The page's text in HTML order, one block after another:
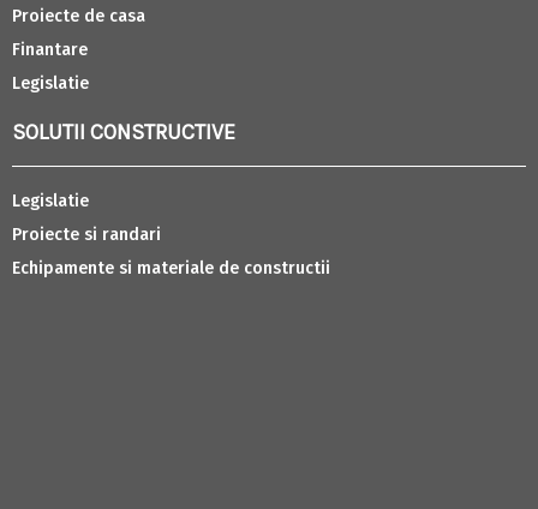
Proiecte de casa
Finantare
Legislatie
SOLUTII CONSTRUCTIVE
Legislatie
Proiecte si randari
Echipamente si materiale de constructii